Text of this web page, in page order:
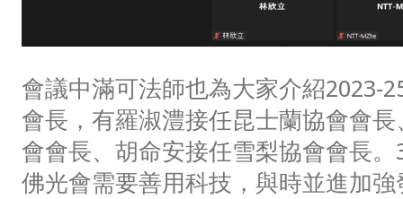
會議中滿可法師也為大家介紹2023-
會長，有羅淑澧接任昆士蘭協會會
會會長、胡命安接任雪梨協會會長
佛光會需要善用科技，與時並進加